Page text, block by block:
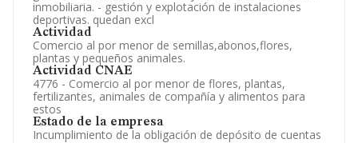
inmobiliaria. - gestión y explotación de instalaciones
deportivas. quedan excl
Actividad
Comercio al por menor de semillas,abonos,flores,
plantas y pequeños animales.
Actividad CNAE
4776 - Comercio al por menor de flores, plantas,
fertilizantes, animales de compañía y alimentos para
estos
Estado de la empresa
Incumplimiento de la obligación de depósito de cuentas